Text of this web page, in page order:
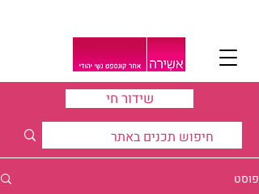
שידור חי
פוסט